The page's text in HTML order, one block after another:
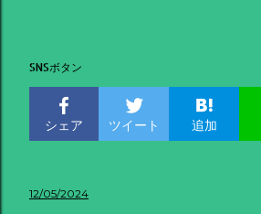
SNSボタン
シェア ツイート 追加
12/05/2024